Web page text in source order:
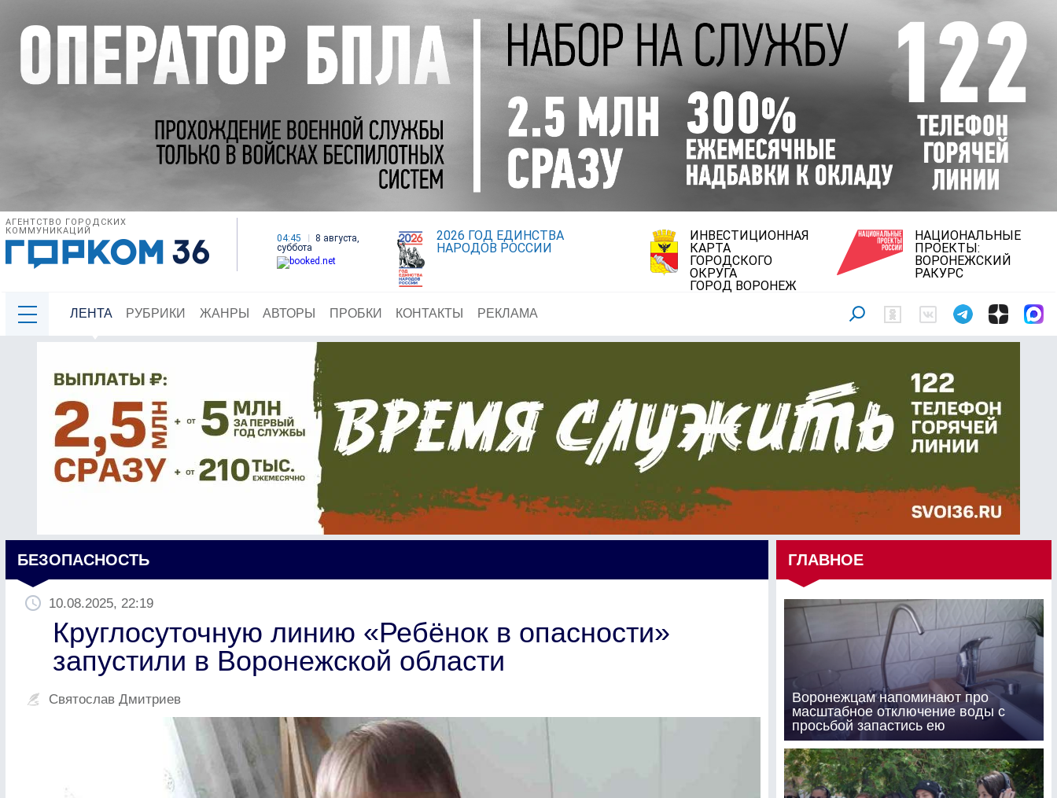
АГЕНТСТВО ГОРОДСКИХ
КОММУНИКАЦИЙ
04:45
8 августа,
суббота
2026 ГОД ЕДИНСТВА
НАРОДОВ РОССИИ
ИНВЕСТИЦИОННАЯ
КАРТА
ГОРОДСКОГО
ОКРУГА
ГОРОД ВОРОНЕЖ
НАЦИОНАЛЬНЫЕ
ПРОЕКТЫ:
ВОРОНЕЖСКИЙ
РАКУРС
ЛЕНТА РУБРИКИ ЖАНРЫ АВТОРЫ ПРОБКИ КОНТАКТЫ РЕКЛАМА
БЕЗОПАСНОСТЬ
10.08.2025, 22:19
Круглосуточную линию «Ребёнок в опасности»
запустили в Воронежской области
Святослав Дмитриев
ГЛАВНОЕ
Воронежцам напоминают про
масштабное отключение воды с
просьбой запастись ею